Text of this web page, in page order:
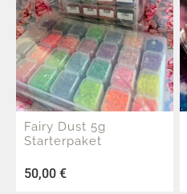
Fairy Dust 5g
Starterpaket
50,00 €